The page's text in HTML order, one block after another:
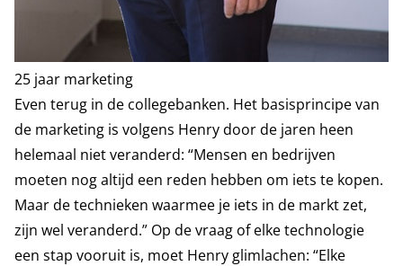
25 jaar marketing
Even terug in de collegebanken. Het basisprincipe van
de marketing is volgens Henry door de jaren heen
helemaal niet veranderd: “Mensen en bedrijven
moeten nog altijd een reden hebben om iets te kopen.
Maar de technieken waarmee je iets in de markt zet,
zijn wel veranderd.” Op de vraag of elke technologie
een stap vooruit is, moet Henry glimlachen: “Elke